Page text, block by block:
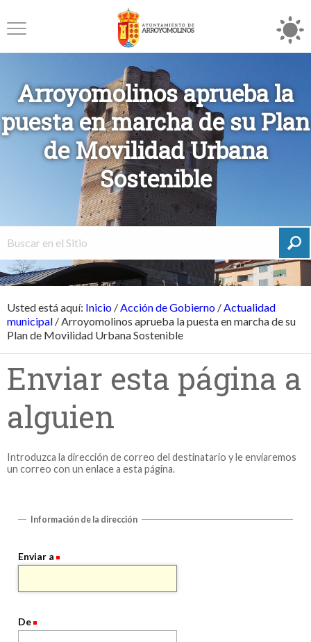
Arroyomolinos aprueba la
puesta en marcha de su Plan
de Movilidad Urbana
Sostenible
Usted está aquí: Inicio /Acción de Gobierno /Actualidad
municipal /Arroyomolinos aprueba la puesta en marcha de su
Plan de Movilidad Urbana Sostenible
Enviar esta página a
alguien
Introduzca la dirección de correo del destinatario y le enviaremos
un correo con un enlace a esta página.
Información de la dirección
Enviar a
De